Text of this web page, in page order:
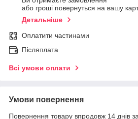
або гроші повернуться на вашу
Детальніше
Оплатити частинами
Післяплата
Всі умови оплати
Умови повернення
Повернення товару впродовж 14 днів